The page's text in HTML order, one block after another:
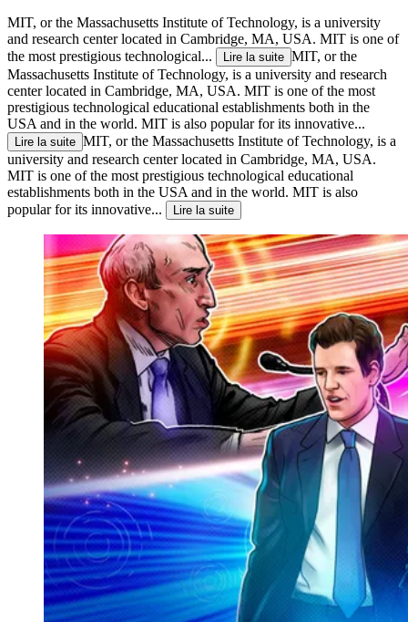
MIT, or the Massachusetts Institute of Technology, is a university
and research center located in Cambridge, MA, USA. MIT is one of
the most prestigious technological...
Lire la suite MIT, or the
Massachusetts Institute of Technology, is a university and research
center located in Cambridge, MA, USA. MIT is one of the most
prestigious technological educational establishments both in the
USA and in the world. MIT is also popular for its innovative...
Lire la suite MIT, or the Massachusetts Institute of Technology, is a
university and research center located in Cambridge, MA, USA.
MIT is one of the most prestigious technological educational
establishments both in the USA and in the world. MIT is also
popular for its innovative...
Lire la suite